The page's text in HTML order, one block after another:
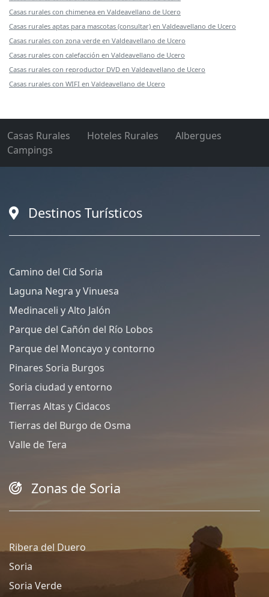
Casas rurales con chimenea en Valdeavellano de Ucero
Casas rurales aptas para mascotas (consultar) en Valdeavellano de Ucero
Casas rurales con zona verde en Valdeavellano de Ucero
Casas rurales con calefacción en Valdeavellano de Ucero
Casas rurales con reproductor DVD en Valdeavellano de Ucero
Casas rurales con WIFI en Valdeavellano de Ucero
Casas Rurales Hoteles Rurales
Albergues
Campings
Destinos Turísticos
Camino del Cid Soria
Laguna Negra y Vinuesa
Medinaceli y Alto Jalón
Parque del Cañón del Río Lobos
Parque del Moncayo y contorno
Pinares Soria Burgos
Soria ciudad y entorno
Tierras Altas y Cidacos
Tierras del Burgo de Osma
Valle de Tera
Zonas de Soria
Ribera del Duero
Soria
Soria Verde